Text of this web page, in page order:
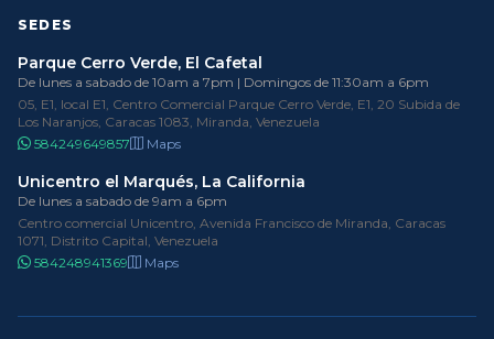
SEDES
Parque Cerro Verde, El Cafetal
De lunes a sabado de 10am a 7pm | Domingos de 11:30am a 6pm
05, E1, local E1, Centro Comercial Parque Cerro Verde, E1, 20 Subida de
Los Naranjos, Caracas 1083, Miranda, Venezuela
584249649857
Maps
Unicentro el Marqués, La California
De lunes a sabado de 9am a 6pm
Centro comercial Unicentro, Avenida Francisco de Miranda, Caracas
1071, Distrito Capital, Venezuela
584248941369
Maps